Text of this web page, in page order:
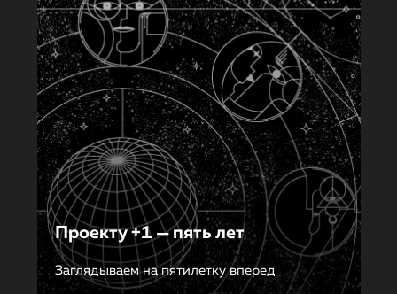
Проекту +1 — пять лет
Заглядываем на пятилетку вперед